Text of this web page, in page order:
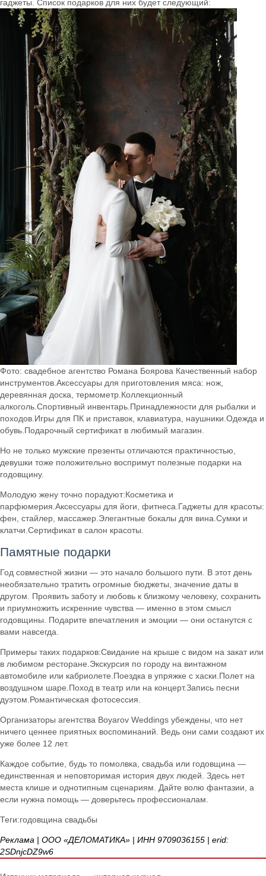
гаджеты. Список подарков для них будет следующий:
Фото: свадебное агентство Романа Боярова Качественный набор
инструментов.Аксессуары для приготовления мяса: нож,
деревянная доска, термометр.Коллекционный
алкоголь.Спортивный инвентарь.Принадлежности для рыбалки и
походов.Игры для ПК и приставок, клавиатура, наушники.Одежда и
обувь.Подарочный сертификат в любимый магазин.
Но не только мужские презенты отличаются практичностью,
девушки тоже положительно воспримут полезные подарки на
годовщину.
Молодую жену точно порадуют:Косметика и
парфюмерия.Аксессуары для йоги, фитнеса.Гаджеты для красоты:
фен, стайлер, массажер.Элегантные бокалы для вина.Сумки и
клатчи.Сертификат в салон красоты.
Памятные подарки
Год совместной жизни — это начало большого пути. В этот день
необязательно тратить огромные бюджеты, значение даты в
другом. Проявить заботу и любовь к близкому человеку, сохранить
и приумножить искренние чувства — именно в этом смысл
годовщины. Подарите впечатления и эмоции — они останутся с
вами навсегда.
Примеры таких подарков:Свидание на крыше с видом на закат или
в любимом ресторане.Экскурсия по городу на винтажном
автомобиле или кабриолете.Поездка в упряжке с хаски.Полет на
воздушном шаре.Поход в театр или на концерт.Запись песни
дуэтом.Романтическая фотосессия.
Организаторы агентства Boyarov Weddings убеждены, что нет
ничего ценнее приятных воспоминаний. Ведь они сами создают их
уже более 12 лет.
Каждое событие, будь то помолвка, свадьба или годовщина —
единственная и неповторимая история двух людей. Здесь нет
места клише и однотипным сценариям. Дайте волю фантазии, а
если нужна помощь — доверьтесь профессионалам.
Теги:годовщина свадьбы
Реклама | ООО «ДЕЛОМАТИКА» | ИНН 9709036155 | erid:
2SDnjcDZ9w6